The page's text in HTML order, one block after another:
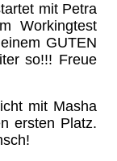
mit Petra
Workingtest
GUTEN
so!!! Freue
mit Masha
ersten Platz.